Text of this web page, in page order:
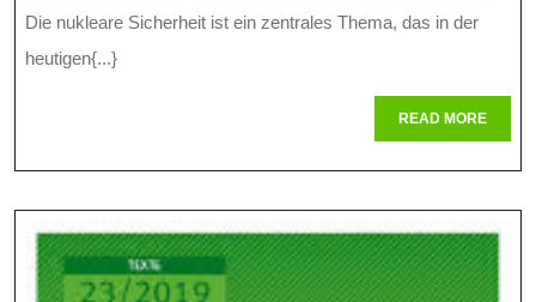
Der
Sicherheit
Modernen
Welt
Die nukleare Sicherheit ist ein zentrales Thema, das in der
heutigen{...}
READ MOREREAD
MORE